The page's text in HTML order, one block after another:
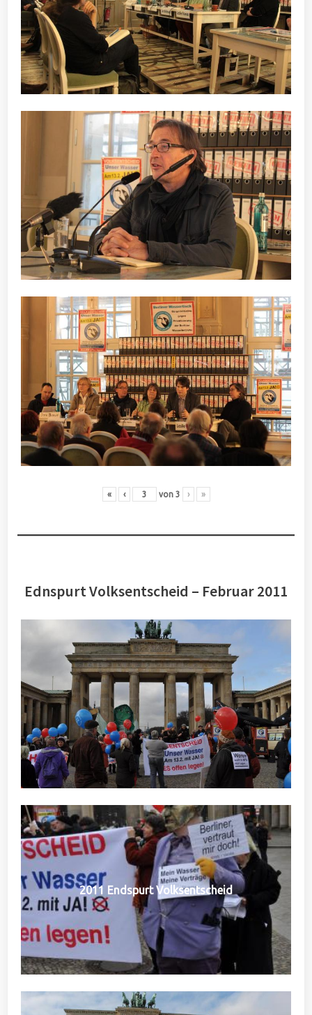
« ‹ von 3 › »
Ednspurt Volksentscheid – Februar 2011
2011 Endspurt Volksentscheid